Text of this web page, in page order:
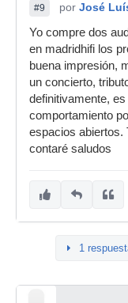
#9 por José
Yo compre dos
en madridhifi los
buena impresión,
un concierto,
definitivamente,
comportamiento
espacios abiertos.
contaré saludos
1